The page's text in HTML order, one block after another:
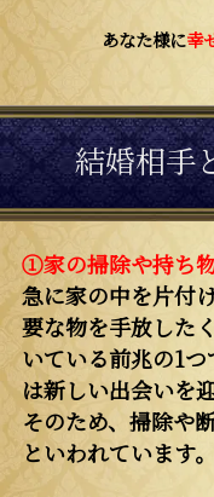
あなた様に幸
結婚相手
①家の掃除や持ち
急に家の中を片付
要な物を手放した
いている前兆の1
は新しい出会いを
そのため、掃除や
といわれています。